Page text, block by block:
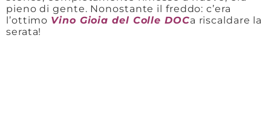
pieno di gente. Nonostante il freddo: c’era
l’ottimo Vino Gioia del Colle DOCa riscaldare la
serata!